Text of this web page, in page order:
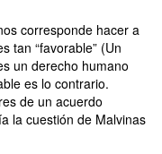
corresponde hacer a
tan “favorable” (Un
un derecho humano
es lo contrario.
de un acuerdo
la cuestión de Malvinas